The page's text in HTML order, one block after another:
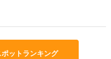
ットランキング